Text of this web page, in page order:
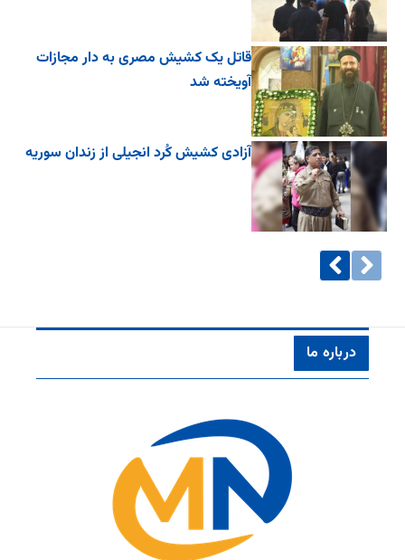
قاتل یک کشیش مصری به دار مجازات
آویخته شد
آزادی کشیش کُرد انجیلی از زندان سوریه
درباره ما